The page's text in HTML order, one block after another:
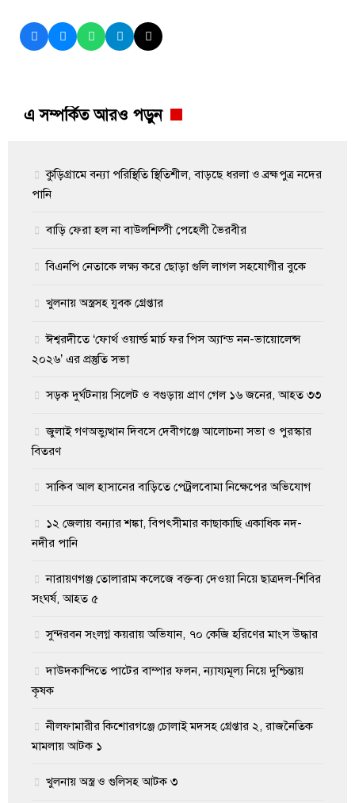
এ সম্পর্কিত আরও পড়ুন
কুড়িগ্রামে বন্যা পরিস্থিতি স্থিতিশীল, বাড়ছে ধরলা ও ব্রহ্মপুত্র নদের
পানি
বাড়ি ফেরা হল না বাউলশিল্পী পেহেলী ভৈরবীর
বিএনপি নেতাকে লক্ষ্য করে ছোড়া গুলি লাগল সহযোগীর বুকে
খুলনায় অস্ত্রসহ যুবক গ্রেপ্তার
ঈশ্বরদীতে ‘ফোর্থ ওয়ার্ল্ড মার্চ ফর পিস অ্যান্ড নন-ভায়োলেন্স
২০২৬’ এর প্রস্তুতি সভা
সড়ক দুর্ঘটনায় সিলেট ও বগুড়ায় প্রাণ গেল ১৬ জনের, আহত ৩৩
জুলাই গণঅভ্যুত্থান দিবসে দেবীগঞ্জে আলোচনা সভা ও পুরস্কার
বিতরণ
সাকিব আল হাসানের বাড়িতে পেট্রলবোমা নিক্ষেপের অভিযোগ
১২ জেলায় বন্যার শঙ্কা, বিপৎসীমার কাছাকাছি একাধিক নদ-
নদীর পানি
নারায়ণগঞ্জ তোলারাম কলেজে বক্তব্য দেওয়া নিয়ে ছাত্রদল-শিবির
সংঘর্ষ, আহত ৫
সুন্দরবন সংলগ্ন কয়রায় অভিযান, ৭০ কেজি হরিণের মাংস উদ্ধার
দাউদকান্দিতে পাটের বাম্পার ফলন, ন্যায্যমূল্য নিয়ে দুশ্চিন্তায়
কৃষক
নীলফামারীর কিশোরগঞ্জে চোলাই মদসহ গ্রেপ্তার ২, রাজনৈতিক
মামলায় আটক ১
খুলনায় অস্ত্র ও গুলিসহ আটক ৩